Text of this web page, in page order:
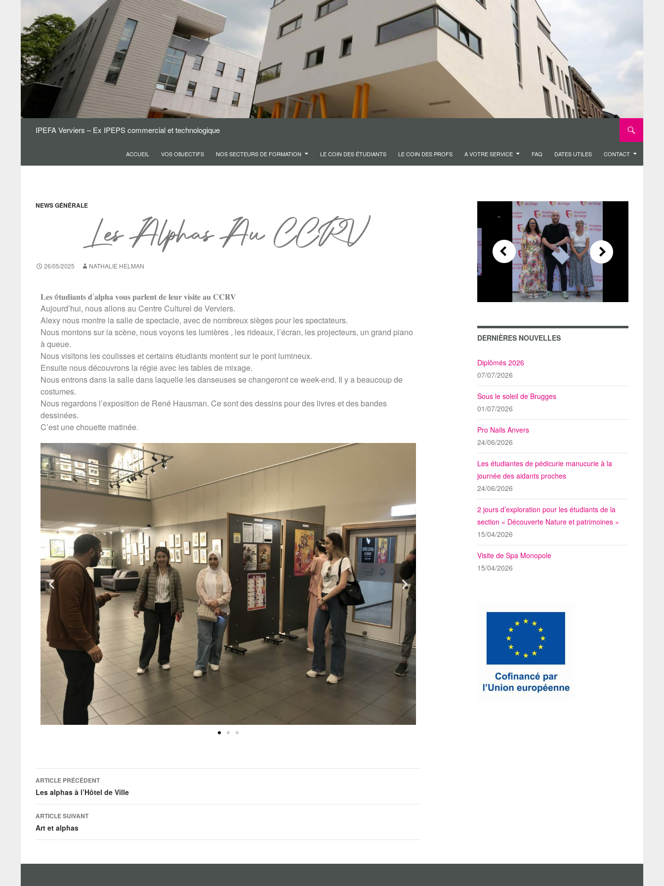
IPEFA Verviers – Ex IPEPS commercial et technologique
ACCUEIL VOS OBJECTIFS NOS SECTEURS DE FORMATION LE COIN DES ÉTUDIANTS LE COIN DES PROFS A VOTRE SERVICE FAQ DATES UTILES CONTACT
NEWS GÉNÉRALE
Les Alphas Au CCRV
26/05/2025 NATHALIE HELMAN
𝐋𝐞𝐬 é𝐭𝐮𝐝𝐢𝐚𝐧𝐭𝐬 𝐝’𝐚𝐥𝐩𝐡𝐚 𝐯𝐨𝐮𝐬 𝐩𝐚𝐫𝐥𝐞𝐧𝐭 𝐝𝐞 𝐥𝐞𝐮𝐫 𝐯𝐢𝐬𝐢𝐭𝐞 𝐚𝐮 𝐂𝐂𝐑𝐕
Aujourd’hui, nous allons au Centre Culturel de Verviers.
Alexy nous montre la salle de spectacle, avec de nombreux sièges pour les spectateurs.
Nous montons sur la scène, nous voyons les lumières , les rideaux, l’écran, les projecteurs, un grand piano
à queue.
Nous visitons les coulisses et certains étudiants montent sur le pont lumineux.
Ensuite nous découvrons la régie avec les tables de mixage.
Nous entrons dans la salle dans laquelle les danseuses se changeront ce week-end. Il y a beaucoup de
costumes.
Nous regardons l’exposition de René Hausman. Ce sont des dessins pour des livres et des bandes
dessinées.
C’est une chouette matinée.
ARTICLE PRÉCÉDENT
Les alphas à l’Hôtel de Ville
ARTICLE SUIVANT
Art et alphas
DERNIÈRES NOUVELLES
Diplômés 2026
07/07/2026
Sous le soleil de Brugges
01/07/2026
Pro Nails Anvers
24/06/2026
Les étudiantes de pédicurie manucurie à la
journée des aidants proches
24/06/2026
2 jours d’exploration pour les étudiants de la
section « Découverte Nature et patrimoines »
15/04/2026
Visite de Spa Monopole
15/04/2026